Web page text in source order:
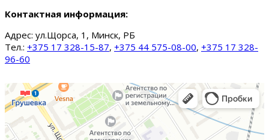
Контактная информация:
Адрес: ул.Щорса, 1, Минск, РБ
Тел.: +375 17 328-15-87, +375 44 575-08-00, +375 17 328-
96-60